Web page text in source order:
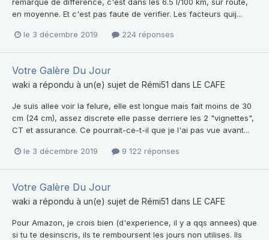
remarque de difference, c'est dans les 6.5 l/100 km, sur route,
en moyenne. Et c'est pas faute de verifier. Les facteurs quij...
le 3 décembre 2019 224 réponses
Votre Galère Du Jour
waki a répondu à un(e) sujet de Rémi51 dans LE CAFE
Je suis allee voir la felure, elle est longue mais fait moins de 30
cm (24 cm), assez discrete elle passe derriere les 2 "vignettes",
CT et assurance. Ce pourrait-ce-t-il que je l'ai pas vue avant...
le 3 décembre 2019 9 122 réponses
Votre Galère Du Jour
waki a répondu à un(e) sujet de Rémi51 dans LE CAFE
Pour Amazon, je crois bien (d'experience, il y a qqs annees) que
si tu te desinscris, ils te remboursent les jours non utilises. Ils